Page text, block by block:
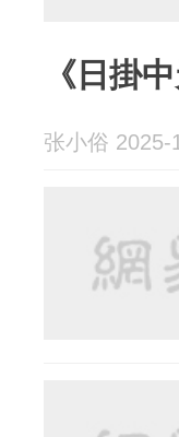
《日掛
张小俗 2025-